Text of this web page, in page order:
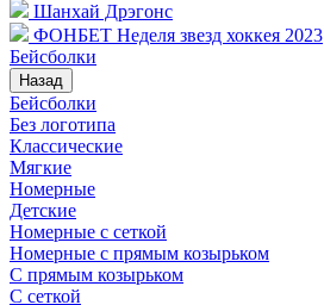
Шанхай Дрэгонс
ФОНБЕТ Неделя звезд хоккея 2023
Бейсболки
Назад
Бейсболки
Без логотипа
Классические
Мягкие
Номерные
Детские
Номерные с сеткой
Номерные с прямым козырьком
С прямым козырьком
С сеткой